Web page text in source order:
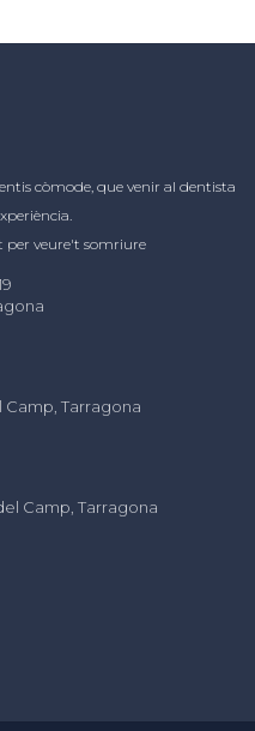
còmode, que venir al dentista
per veure't somriure
Camp, Tarragona
Camp, Tarragona